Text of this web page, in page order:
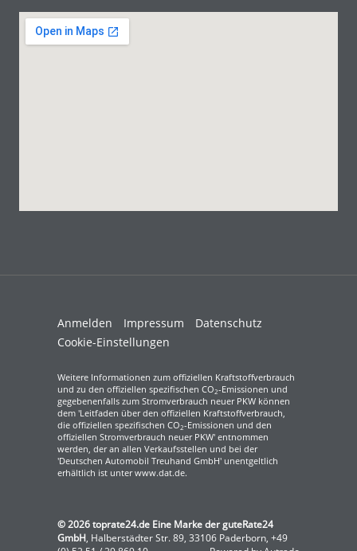
Anmelden Impressum
Datenschutz
Cookie-Einstellungen
Weitere Informationen zum offiziellen Kraftstoffverbrauch
und zu den offiziellen spezifischen CO2-Emissionen und
gegebenenfalls zum Stromverbrauch neuer PKW können
dem 'Leitfaden über den offiziellen Kraftstoffverbrauch,
die offiziellen spezifischen CO2-Emissionen und den
offiziellen Stromverbrauch neuer PKW' entnommen
werden, der an allen Verkaufsstellen und bei der
'Deutschen Automobil Treuhand GmbH' unentgeltlich
erhältlich ist unter www.dat.de.
© 2026toprate24.de Eine Marke der guteRate24
GmbH, Halberstädter Str. 89, 33106 Paderborn, +49